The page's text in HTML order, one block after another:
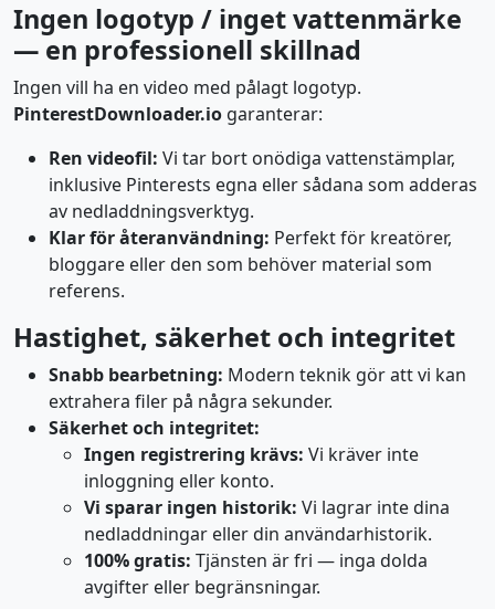
Ingen logotyp / inget vattenmärke
— en professionell skillnad
Ingen vill ha en video med pålagt logotyp.
PinterestDownloader.io garanterar:
Ren videofil: Vi tar bort onödiga vattenstämplar,
inklusive Pinterests egna eller sådana som adderas
av nedladdningsverktyg.
Klar för återanvändning: Perfekt för kreatörer,
bloggare eller den som behöver material som
referens.
Hastighet, säkerhet och integritet
Snabb bearbetning: Modern teknik gör att vi kan
extrahera filer på några sekunder.
Säkerhet och integritet:
Ingen registrering krävs: Vi kräver inte
inloggning eller konto.
Vi sparar ingen historik: Vi lagrar inte dina
nedladdningar eller din användarhistorik.
100% gratis: Tjänsten är fri — inga dolda
avgifter eller begränsningar.